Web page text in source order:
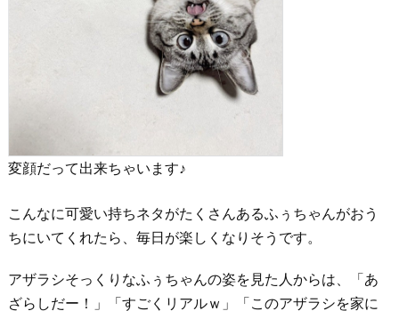
変顔だって出来ちゃいます♪
こんなに可愛い持ちネタがたくさんあるふぅちゃんがおう
ちにいてくれたら、毎日が楽しくなりそうです。
アザラシそっくりなふぅちゃんの姿を見た人からは、「あ
ざらしだー！」「すごくリアルｗ」「このアザラシを家に